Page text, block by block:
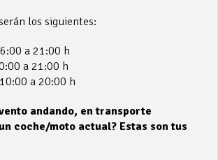
los siguientes:
a 21:00 h
a 21:00 h
a 20:00 h
andando, en transporte
coche/moto actual? Estas son tus